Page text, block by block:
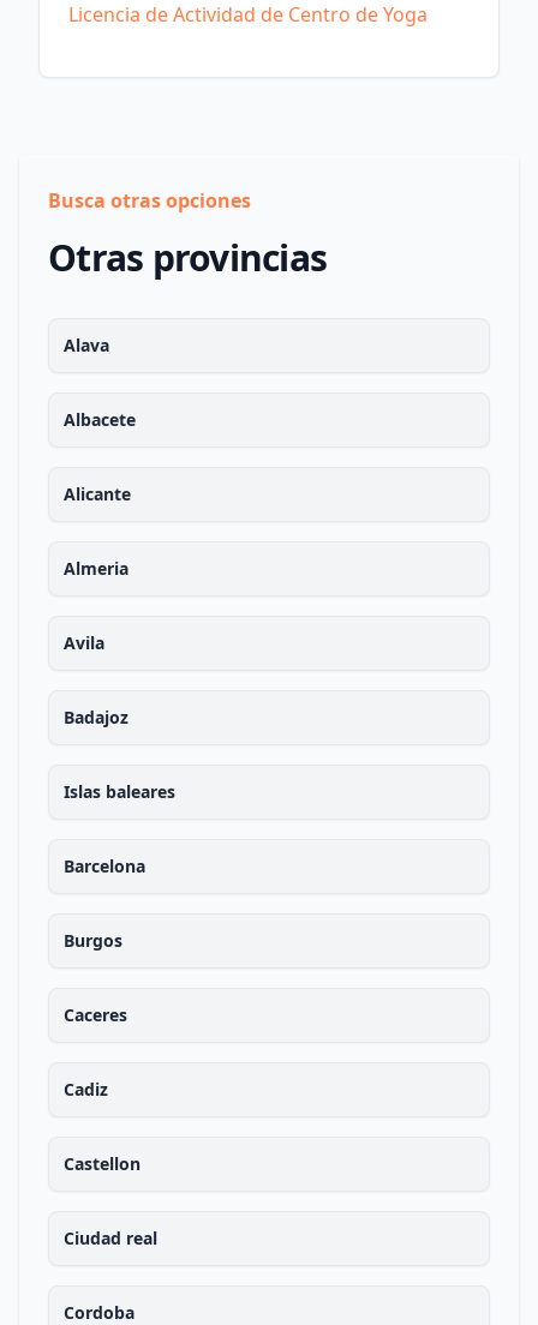
Licencia de Actividad de Centro de Yoga
Busca otras opciones
Otras provincias
Alava
Albacete
Alicante
Almeria
Avila
Badajoz
Islas baleares
Barcelona
Burgos
Caceres
Cadiz
Castellon
Ciudad real
Cordoba